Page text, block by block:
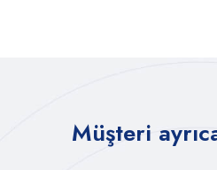
Müşteri